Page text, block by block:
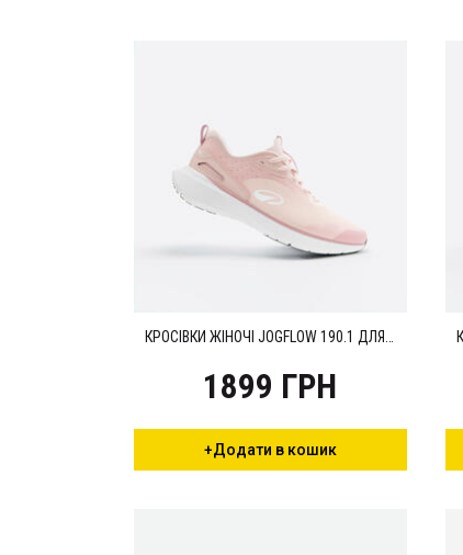
КРОСІВКИ ЖІНОЧІ JOGFLOW 190.1 ДЛЯ БІГУ РОЖЕВІ
1899 ГРН
+Додати в кошик